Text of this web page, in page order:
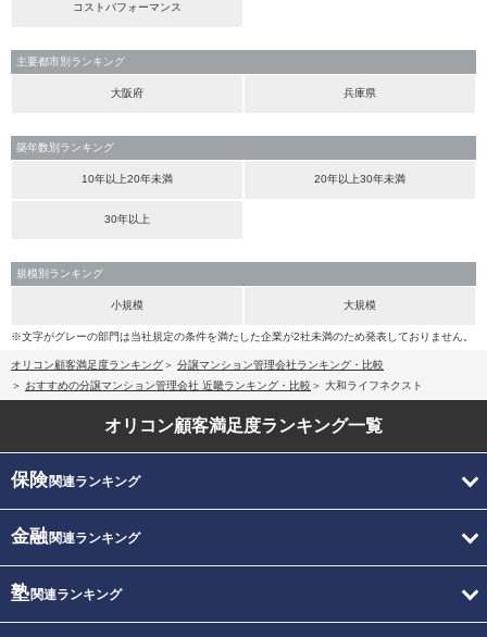
コストパフォーマンス
主要都市別ランキング
大阪府 兵庫県
築年数別ランキング
10年以上20年未満 20年以上30年未満
30年以上
規模別ランキング
小規模 大規模
※文字がグレーの部門は当社規定の条件を満たした企業が2社未満のため発表しておりません。
オリコン顧客満足度ランキング
分譲マンション管理会社ランキング・比較
おすすめの分譲マンション管理会社 近畿ランキング・比較
大和ライフネクスト
オリコン顧客満足度ランキング一覧
保険関連ランキング
金融関連ランキング
塾関連ランキング